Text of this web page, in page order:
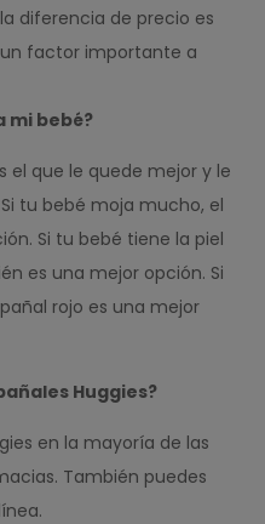
diferencia de precio es
factor importante a
mi bebé?
el que le quede mejor y le
tu bebé moja mucho, el
Si tu bebé tiene la piel
es una mejor opción. Si
rojo es una mejor
Huggies?
en la mayoría de las
También puedes